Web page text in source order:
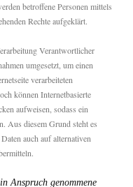
betroffene Personen mittels
Rechte aufgeklärt.
Verantwortlicher
umgesetzt, um einen
verarbeiteten
können Internetbasierte
aufweisen, sodass ein
Aus diesem Grund steht es
auch auf alternativen
Anspruch genommene